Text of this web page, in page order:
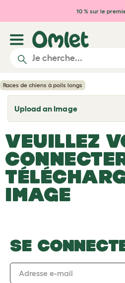
Passer au contenu
10 % sur le
Races de chiens à poils longs
Upload an Image
T
o
g
e
d
r
o
p
d
o
VEUILLEZ
IMAGE
SE
Adresse e-mail